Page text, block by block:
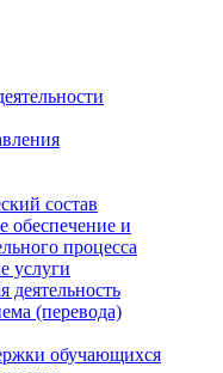
состав
обеспечение и
процесса
услуги
деятельность
(перевода)
обучающихся